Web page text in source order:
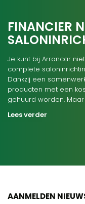
FINANCIER
Je kunt bij Arrancar
complete
Dankzij een
producten met een
gehuurd worden.
Lees verder
AANMELDEN